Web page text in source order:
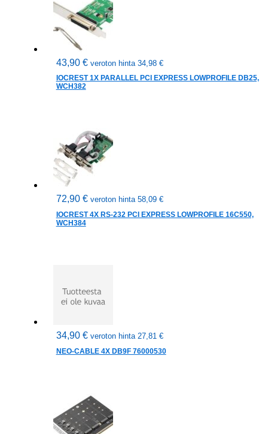
43,90 € veroton hinta 34,98 €
IOCREST 1X PARALLEL PCI EXPRESS LOWPROFILE DB25,
WCH382
72,90 € veroton hinta 58,09 €
IOCREST 4X RS-232 PCI EXPRESS LOWPROFILE 16C550,
WCH384
34,90 € veroton hinta 27,81 €
NEO-CABLE 4X DB9F 76000530